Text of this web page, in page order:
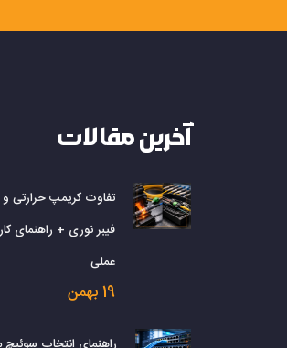
آخرین مقالات
تفاوت کریمپ حرارتی
فیبر نوری + راهنمای
عملی
19 بهمن